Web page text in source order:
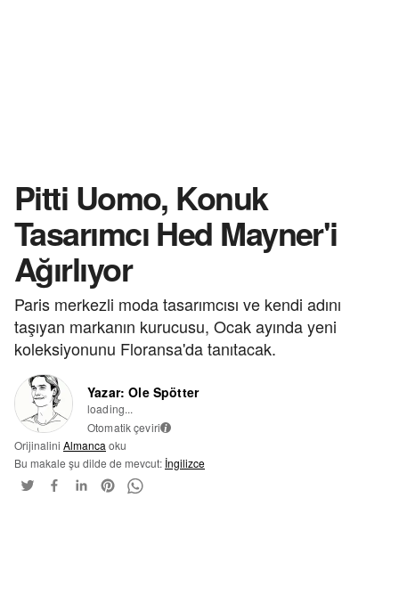
Pitti Uomo, Konuk
Tasarımcı Hed Mayner'i
Ağırlıyor
Paris merkezli moda tasarımcısı ve kendi adını
taşıyan markanın kurucusu, Ocak ayında yeni
koleksiyonunu Floransa'da tanıtacak.
Yazar: Ole Spötter
loading...
Otomatik çeviri i
Orijinalini Almanca oku
Bu makale şu dilde de mevcut: İngilizce